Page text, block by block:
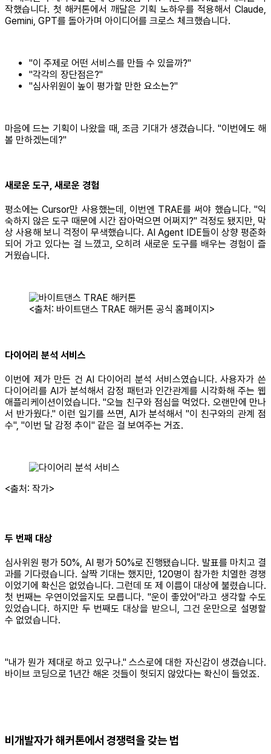
작했습니다. 첫 해커톤에서 깨달은 기획 노하우를 적용해서 Claude,
Gemini, GPT를 돌아가며 아이디어를 크로스 체크했습니다.
"이 주제로 어떤 서비스를 만들 수 있을까?"
"각각의 장단점은?"
"심사위원이 높이 평가할 만한 요소는?"
마음에 드는 기획이 나왔을 때, 조금 기대가 생겼습니다. "이번에도 해
볼 만하겠는데?"
새로운 도구, 새로운 경험
평소에는 Cursor만 사용했는데, 이번엔 TRAE를 써야 했습니다. "익
숙하지 않은 도구 때문에 시간 잡아먹으면 어쩌지?" 걱정도 됐지만, 막
상 사용해 보니 걱정이 무색했습니다. AI Agent IDE들이 상향 평준화
되어 가고 있다는 걸 느꼈고, 오히려 새로운 도구를 배우는 경험이 즐
거웠습니다.
<출처: 바이트댄스 TRAE 해커톤 공식 홈페이지>
다이어리 분석 서비스
이번에 제가 만든 건 AI 다이어리 분석 서비스였습니다. 사용자가 쓴
다이어리를 AI가 분석해서 감정 패턴과 인간관계를 시각화해 주는 웹
애플리케이션이었습니다. "오늘 친구와 점심을 먹었다. 오랜만에 만나
서 반가웠다." 이런 일기를 쓰면, AI가 분석해서 "이 친구와의 관계 점
수", "이번 달 감정 추이" 같은 걸 보여주는 거죠.
<출처: 작가>
두 번째 대상
심사위원 평가 50%, AI 평가 50%로 진행됐습니다. 발표를 마치고 결
과를 기다렸습니다. 살짝 기대는 했지만, 120명이 참가한 치열한 경쟁
이었기에 확신은 없었습니다. 그런데 또 제 이름이 대상에 불렸습니다.
첫 번째는 우연이었을지도 모릅니다. "운이 좋았어"라고 생각할 수도
있었습니다. 하지만 두 번째도 대상을 받으니, 그건 운만으로 설명할
수 없었습니다.
"내가 뭔가 제대로 하고 있구나." 스스로에 대한 자신감이 생겼습니다.
바이브 코딩으로 1년간 해온 것들이 헛되지 않았다는 확신이 들었죠.
비개발자가 해커톤에서 경쟁력을 갖는 법